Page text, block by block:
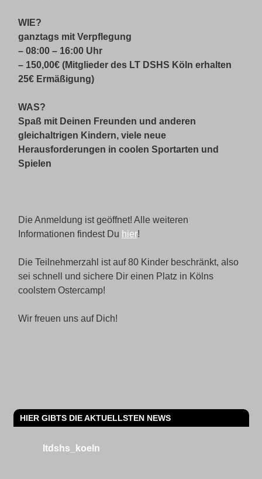
WIE?
ganztags mit Verpflegung
– 08:00 – 16:00 Uhr
– 150,00€ (Mitglieder des LT DSHS Köln erhalten
25€ Ermäßigung)
WAS?
Spaß mit Deinen Freunden und anderen
gleichaltrigen Kindern, viele neue
Herausforderungen in coolen Sportarten und
Spielen
Die Anmeldung ist geöffnet! Alle weiteren
Informationen findest Du hier!
Die Teilnehmerzahl ist auf 80 Kinder beschränkt, also
sei schnell und sichere Dir einen Platz in Kölns
coolstem Ostercamp!
Wir freuen uns auf Dich!
HIER GIBTS DIE AKTUELLSTEN NEWS
ltdshs_koeln